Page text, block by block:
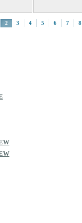
2 3 4 5 6 7 8